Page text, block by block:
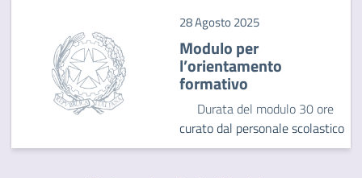
28 Agosto 2025
Modulo per
l’orientamento
formativo
Durata del modulo 30 ore
curato dal personale scolastico